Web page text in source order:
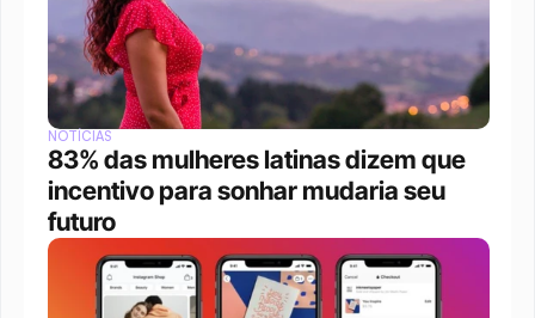
NOTÍCIAS
83% das mulheres latinas dizem que
incentivo para sonhar mudaria seu
futuro